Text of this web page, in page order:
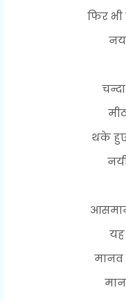
फिर
थके
यह
मानव